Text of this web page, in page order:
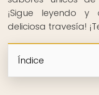
¡Sigue leyendo
deliciosa travesía!
Índice